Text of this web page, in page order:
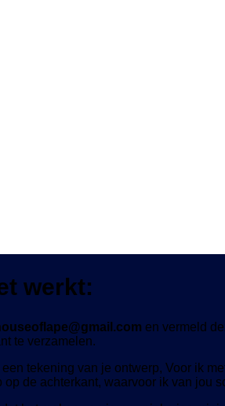
werkt:
en vermeld
te verzamelen.
tekening van je ontwerp, Voor ik
op de achterkant, waarvoor ik van jou